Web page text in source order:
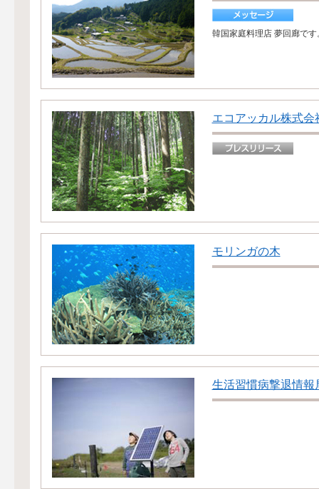
韓国家庭料理店 夢回廊で
エコアッカル株式会
モリンガの木
生活習慣病撃退情報